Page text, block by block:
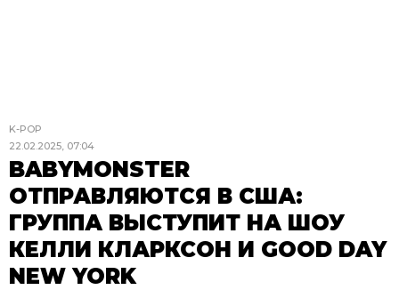
K-POP
22.02.2025, 07:04
BABYMONSTER
ОТПРАВЛЯЮТСЯ В США:
ГРУППА ВЫСТУПИТ НА ШОУ
КЕЛЛИ КЛАРКСОН И GOOD DAY
NEW YORK